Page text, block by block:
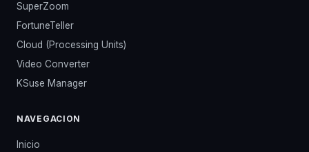
SuperZoom
FortuneTeller
Cloud (Processing Units)
Video Converter
KSuse Manager
NAVEGACION
Inicio